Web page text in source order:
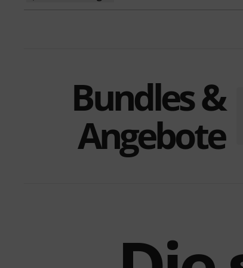
Bundles &
Angebote